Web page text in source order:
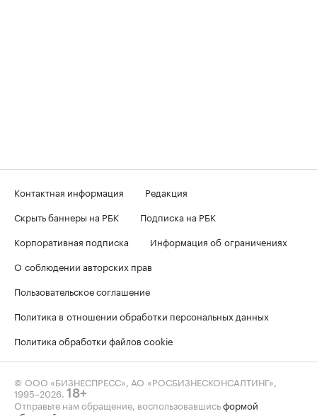
Контактная информация
Редакция
Скрыть баннеры на РБК
Подписка на РБК
Корпоративная подписка
Информация об ограничениях
О соблюдении авторских прав
Пользовательское соглашение
Политика в отношении обработки персональных данных
Политика обработки файлов cookie
© ООО «БИЗНЕСПРЕСС», АО «РОСБИЗНЕСКОНСАЛТИНГ»,
1995–2026. 18+
Отправьте нам обращение, воспользовавшисьформой